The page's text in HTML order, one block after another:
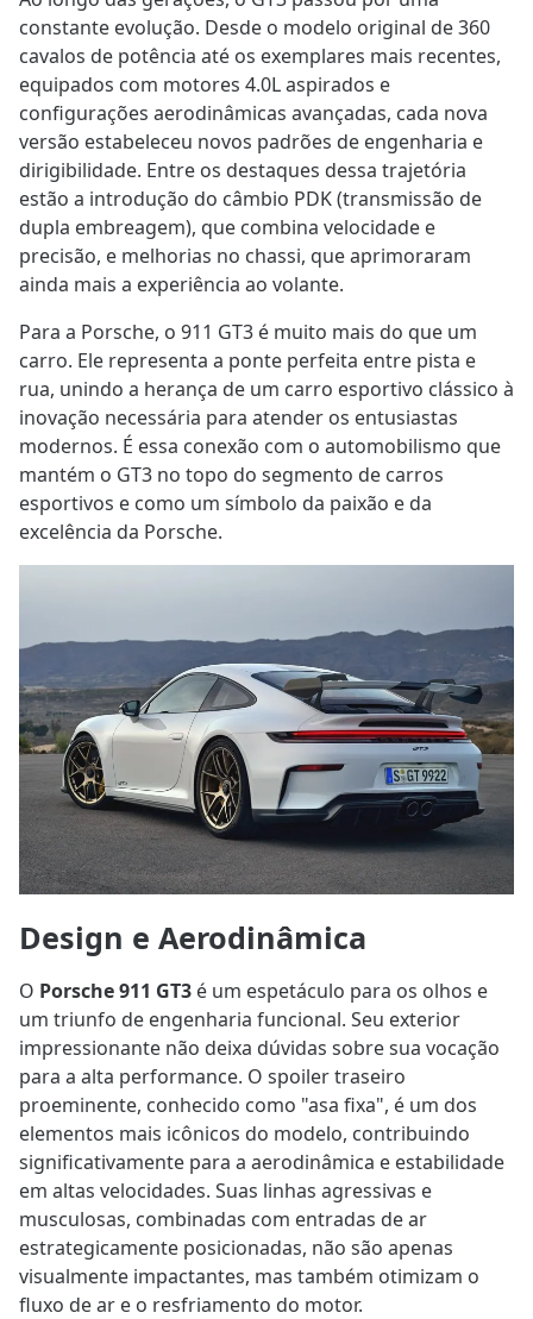
constante evolução. Desde o modelo original de 360
cavalos de potência até os exemplares mais recentes,
equipados com motores 4.0L aspirados e
configurações aerodinâmicas avançadas, cada nova
versão estabeleceu novos padrões de engenharia e
dirigibilidade. Entre os destaques dessa trajetória
estão a introdução do câmbio PDK (transmissão de
dupla embreagem), que combina velocidade e
precisão, e melhorias no chassi, que aprimoraram
ainda mais a experiência ao volante.
Para a Porsche, o 911 GT3 é muito mais do que um
carro. Ele representa a ponte perfeita entre pista e
rua, unindo a herança de um carro esportivo clássico à
inovação necessária para atender os entusiastas
modernos. É essa conexão com o automobilismo que
mantém o GT3 no topo do segmento de carros
esportivos e como um símbolo da paixão e da
excelência da Porsche.
Design e Aerodinâmica
O Porsche 911 GT3 é um espetáculo para os olhos e
um triunfo de engenharia funcional. Seu exterior
impressionante não deixa dúvidas sobre sua vocação
para a alta performance. O spoiler traseiro
proeminente, conhecido como "asa fixa", é um dos
elementos mais icônicos do modelo, contribuindo
significativamente para a aerodinâmica e estabilidade
em altas velocidades. Suas linhas agressivas e
musculosas, combinadas com entradas de ar
estrategicamente posicionadas, não são apenas
visualmente impactantes, mas também otimizam o
fluxo de ar e o resfriamento do motor.